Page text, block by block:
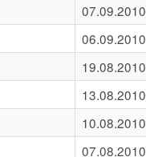
07.09.2010
06.09.2010
19.08.2010
13.08.2010
10.08.2010
07.08.2010